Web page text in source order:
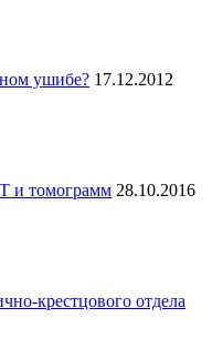
ушибе? 17.12.2012
и томограмм 28.10.2016
крестцового отдела